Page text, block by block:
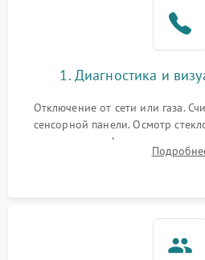
1. Диагностика и
Отключение от сети или газа.
сенсорной панели. Осмотр
проверка конфорок на
клиента о симптомах (не